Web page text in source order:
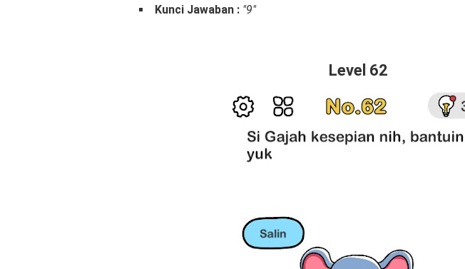
Kunci Jawaban : "9"
Level 62